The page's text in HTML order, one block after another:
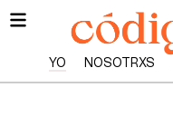
YO NOSOTRXS